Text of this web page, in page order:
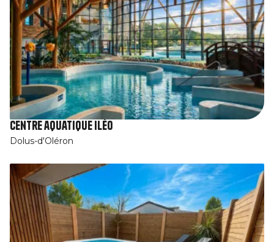
Centre aquatique Iléo
Dolus-d'Oléron